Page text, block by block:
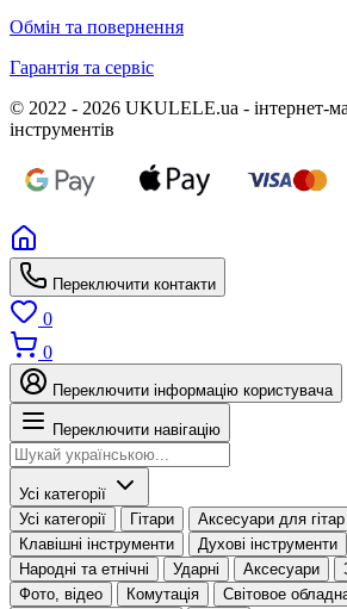
Обмін та повернення
Гарантія та сервіс
© 2022 - 2026 UKULELE.ua - інтернет-
інструментів
Переключити контакти
0
0
Переключити інформацію користувача
Переключити навігацію
Усі категорії
Усі категорії
Гітари Аксесуари для гітар
Клавішні інструменти
Духові інструменти
Народні та етнічні
Ударні Аксесуари
Фото, відео
Комутація
Світовое